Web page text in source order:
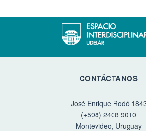
CONTÁCTANOS
José Enrique Rodó 1843
(+598) 2408 9010
Montevideo, Uruguay